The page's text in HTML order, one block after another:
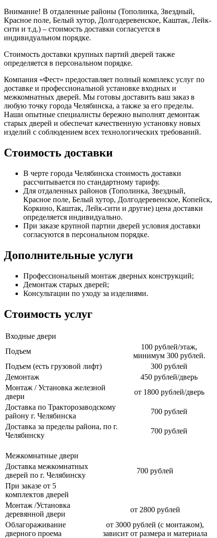
Внимание! В отдаленные районы (Тополинка, Звездный,
Красное поле, Белый хутор, Долгодеревенское, Каштак, Лейк-
сити и т.д.) – стоимость доставки согласуется в
индивидуальном порядке.
Стоимость доставки крупных партий дверей также
определяется в персональном порядке.
Компания «Фест» предоставляет полный комплекс услуг по
доставке и профессиональной установке входных и
межкомнатных дверей. Мы готовы доставить ваш заказ в
любую точку города Челябинска, а также за его пределы.
Наши опытные специалисты бережно выполнят демонтаж
старых дверей и обеспечат качественную установку новых
изделий с соблюдением всех технологических требований.
Стоимость доставки
В черте города Челябинска стоимость доставки
рассчитывается по стандартному тарифу.
Для отдаленных районов (Тополинка, Звездный,
Красное поле, Белый хутор, Долгодеревенское, Копейск,
Коркино, Каштак, Лейк-сити и другие) цена доставки
определяется индивидуально.
При заказе крупной партии дверей условия доставки
согласуются в персональном порядке.
Дополнительные услуги
Профессиональный монтаж дверных конструкций;
Демонтаж старых дверей;
Консультации по уходу за изделиями.
Стоимость услуг
Входные двери
Подъем
100 рублей/этаж,
минимум 300 рублей.
Подъем (есть грузовой лифт)
300 рублей
Демонтаж
450 рублей/дверь
Монтаж / Установка железной
двери
от 1800 рублей/дверь
Доставка по Тракторозаводскому
району г. Челябинска
700 рублей
Доставка за пределы района, по г.
Челябинску
700 рублей
Межкомнатные двери
Доставка межкомнатных
дверей по г. Челябинску
700 рублей
При заказе от 5
комплектов дверей
Монтаж /Установка
деревянной двери
от 2800 рублей
Облагораживание
дверного проема
от 3000 рублей (с монтажом),
зависит от размера и материала